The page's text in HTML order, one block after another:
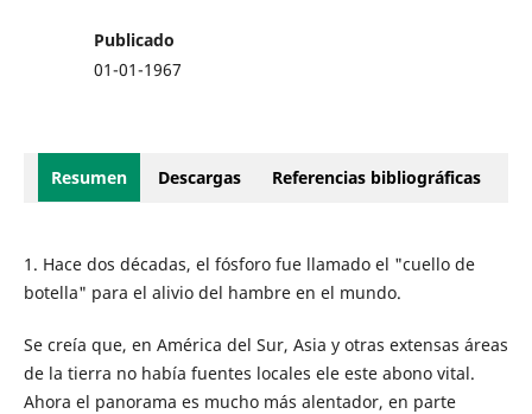
Publicado
01-01-1967
Resumen Descargas Referencias bibliográficas
1. Hace dos décadas, el fósforo fue llamado el "cuello de
botella" para el alivio del hambre en el mundo.
Se creía que, en América del Sur, Asia y otras extensas áreas
de la tierra no había fuentes locales ele este abono vital.
Ahora el panorama es mucho más alentador, en parte